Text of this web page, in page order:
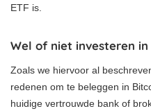
ETF is.
Wel of niet investeren in
Zoals we hiervoor al
redenen om te beleggen in
huidige vertrouwde bank of